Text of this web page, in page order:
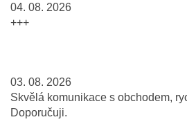
04. 08. 2026
+++
03. 08. 2026
Skvělá komunikace s obchodem,
Doporučuji.